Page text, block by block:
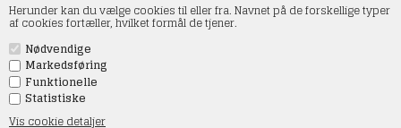
Herunder kan du vælge cookies til eller fra. Navnet på de forskellige typer
af cookies fortæller, hvilket formål de tjener.
Nødvendige
Markedsføring
Funktionelle
Statistiske
Vis cookie detaljer